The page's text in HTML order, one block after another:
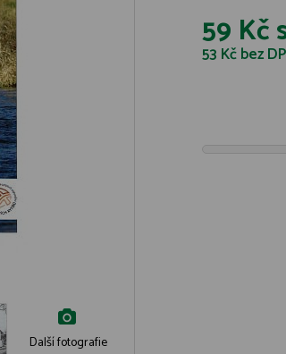
Další fotografie
59 Kč
53 Kčbez